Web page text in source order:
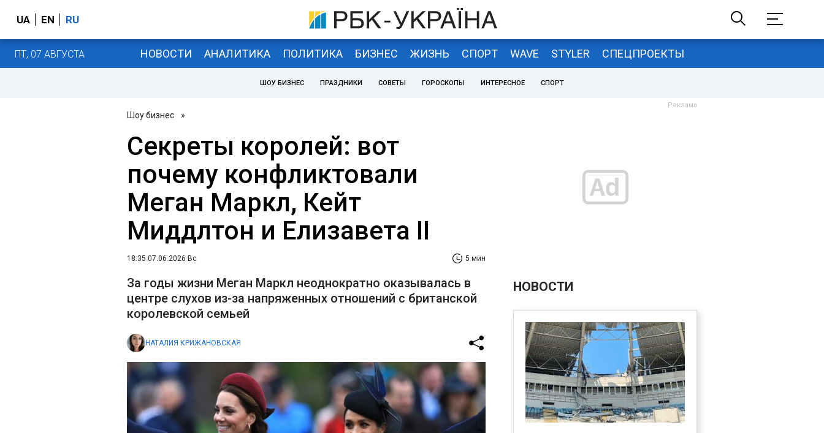
UA EN RU
ПТ, 07 АВГУСТА НОВОСТИ АНАЛИТИКА ПОЛИТИКА БИЗНЕС ЖИЗНЬ СПОРТ WAVE STYLER СПЕЦПРОЕКТЫ
ШОУ БИЗНЕС ПРАЗДНИКИ СОВЕТЫ ГОРОСКОПЫ ИНТЕРЕСНОЕ СПОРТ
Шоу бизнес »
Секреты королей: вот
почему конфликтовали
Меган Маркл, Кейт
Миддлтон и Елизавета II
18:35 07.06.2026 Вс 5 мин
За годы жизни Меган Маркл неоднократно оказывалась в
центре слухов из-за напряженных отношений с британской
королевской семьей
НАТАЛИЯ КРИЖАНОВСКАЯ
НОВОСТИ